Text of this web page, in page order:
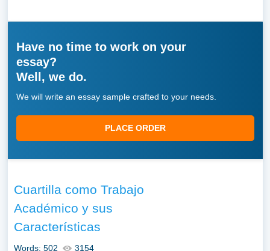
Have no time to work on your
essay?
Well, we do.
We will write an essay sample crafted to your needs.
PLACE ORDER
Cuartilla como Trabajo
Académico y sus
Características
Words: 502 3154